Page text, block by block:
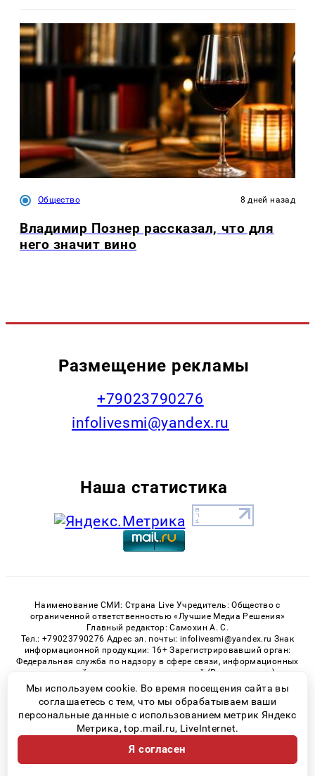
Общество 8 дней назад
Владимир Познер рассказал, что для
него значит вино
Размещение рекламы
+79023790276
infolivesmi@yandex.ru
Наша статистика
Наименование СМИ: Страна Live Учредитель: Общество с
ограниченной ответственностью «Лучшие Медиа Решения»
Главный редактор: Самохин А. С.
Тел.: +79023790276 Адрес эл. почты: infolivesmi@yandex.ru Знак
информационной продукции: 16+ Зарегистрировавший орган:
Федеральная служба по надзору в сфере связи, информационных
технологий и массовых коммуникаций (Роскомнадзор)
Регистрационный номер СМИ ЭЛ № ФС 77 - 82538 от 21.01.2022
© 2026 «» | Все права защищены
Возрастная категория сайта 16+
Политика конфиденциальности
Мы используем cookie. Во время посещения сайта вы
соглашаетесь с тем, что мы обрабатываем ваши
персональные данные с использованием метрик Яндекс
Метрика, top.mail.ru, LiveInternet.
Я согласен